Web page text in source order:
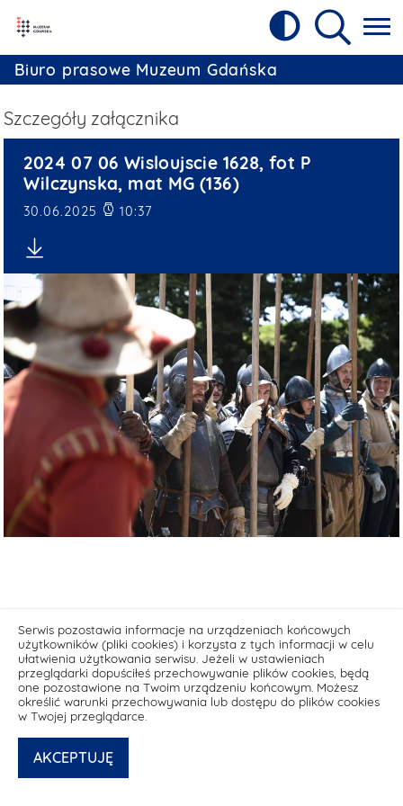
Serwis pozostawia informacje na urządzeniach końcowych
użytkowników (pliki cookies) i korzysta z tych informacji w celu
ułatwienia użytkowania serwisu. Jeżeli w ustawieniach
przeglądarki dopuściłeś przechowywanie plików cookies, będą
one pozostawione na Twoim urządzeniu końcowym. Możesz
określić warunki przechowywania lub dostępu do plików cookies
w Twojej przeglądarce.
AKCEPTUJĘ
Referat Prasowy Urzędu Miejskiego w
Kontrast
Biuro prasowe Muzeum Gdańska
Szczegóły załącznika
2024 07 06 Wisloujscie 1628, fot P
Wilczynska, mat MG (136)
Data publikacji
30.06.2025 10:37
© powered by netPR.pl